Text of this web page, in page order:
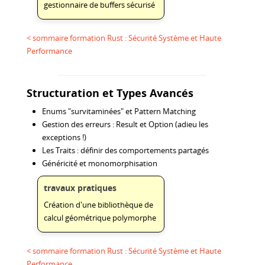
gestionnaire de buffers sécurisé
< sommaire formation Rust : Sécurité Système et Haute
Performance
Structuration et Types Avancés
Enums "survitaminées" et Pattern Matching
Gestion des erreurs : Result et Option (adieu les
exceptions !)
Les Traits : définir des comportements partagés
Généricité et monomorphisation
travaux pratiques
Création d'une bibliothèque de
calcul géométrique polymorphe
< sommaire formation Rust : Sécurité Système et Haute